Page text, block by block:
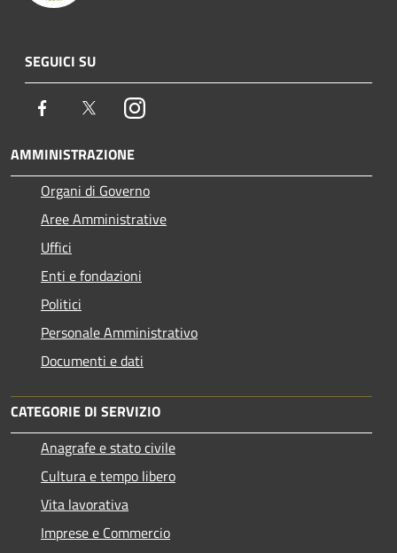
SEGUICI SU
Facebook TwitterInstagram
AMMINISTRAZIONE
Organi di Governo
Aree Amministrative
Uffici
Enti e fondazioni
Politici
Personale Amministrativo
Documenti e dati
CATEGORIE DI SERVIZIO
Anagrafe e stato civile
Cultura e tempo libero
Vita lavorativa
Imprese e Commercio